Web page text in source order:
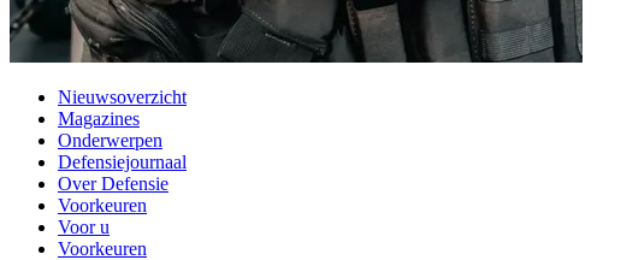
Nieuwsoverzicht
Magazines
Onderwerpen
Defensiejournaal
Over Defensie
Voorkeuren
Voor u
Voorkeuren